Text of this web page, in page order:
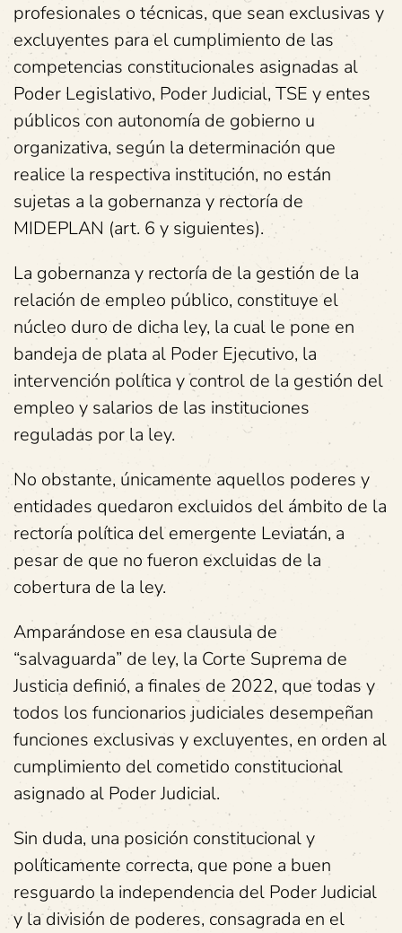
profesionales o técnicas, que sean exclusivas y
excluyentes para el cumplimiento de las
competencias constitucionales asignadas al
Poder Legislativo, Poder Judicial, TSE y entes
públicos con autonomía de gobierno u
organizativa, según la determinación que
realice la respectiva institución, no están
sujetas a la gobernanza y rectoría de
MIDEPLAN (art. 6 y siguientes).
La gobernanza y rectoría de la gestión de la
relación de empleo público, constituye el
núcleo duro de dicha ley, la cual le pone en
bandeja de plata al Poder Ejecutivo, la
intervención política y control de la gestión del
empleo y salarios de las instituciones
reguladas por la ley.
No obstante, únicamente aquellos poderes y
entidades quedaron excluidos del ámbito de la
rectoría política del emergente Leviatán, a
pesar de que no fueron excluidas de la
cobertura de la ley.
Amparándose en esa clausula de
“salvaguarda” de ley, la Corte Suprema de
Justicia definió, a finales de 2022, que todas y
todos los funcionarios judiciales desempeñan
funciones exclusivas y excluyentes, en orden al
cumplimiento del cometido constitucional
asignado al Poder Judicial.
Sin duda, una posición constitucional y
políticamente correcta, que pone a buen
resguardo la independencia del Poder Judicial
y la división de poderes, consagrada en el